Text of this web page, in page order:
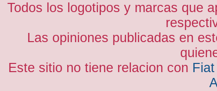
Todos los logotipos y marcas que
Las opiniones publicadas en
Este sitio no tiene relacion con